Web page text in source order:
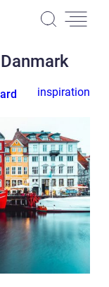
inspiration